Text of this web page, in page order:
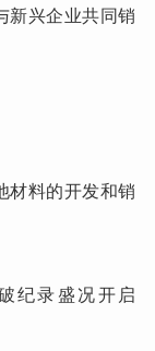
兴企业共同销
料的开发和销
纪录盛况开启